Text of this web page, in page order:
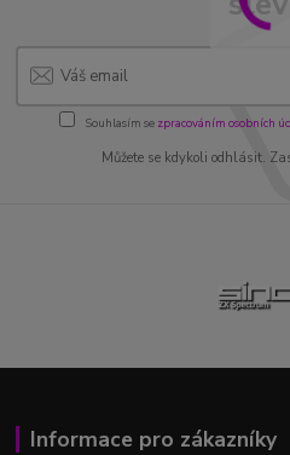
Souhlasím se zpracováním osobních
Můžete se kdykoli odhlásit.
Informace pro zákazníky